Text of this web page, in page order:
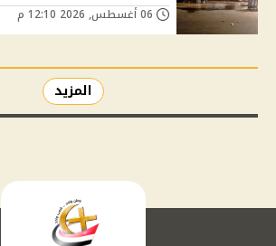
المزيد